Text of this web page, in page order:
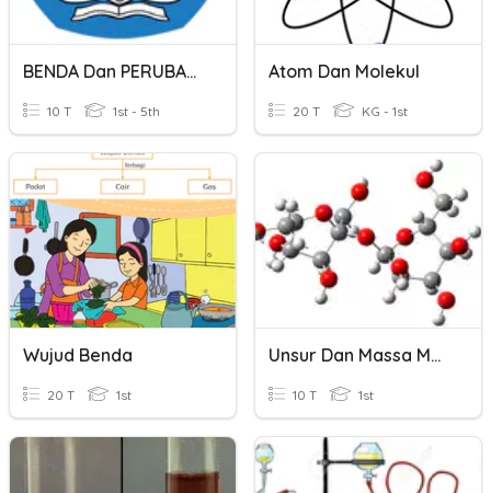
BENDA Dan PERUBAHANNYA
10 T 1st - 5th
Atom Dan Molekul
20 T KG - 1st
Wujud Benda
20 T 1st
Unsur Dan Massa Molekul Relatif
10 T 1st